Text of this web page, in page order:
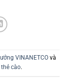
VINANETCOvà
thẻ cào.